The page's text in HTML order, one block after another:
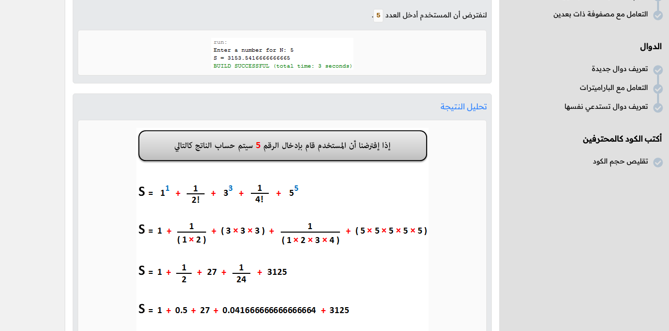
التعامل مع مصفوفة ذات بعدين
الدوال
تعريف دوال جديدة
التعامل مع الباراميترات
تعريف دوال تستدعي نفسها
أكتب الكود كالمحترفين
تقليص حجم الكود
لنفترض أن المستخدم أدخل العدد 5
.
تحليل النتيجة